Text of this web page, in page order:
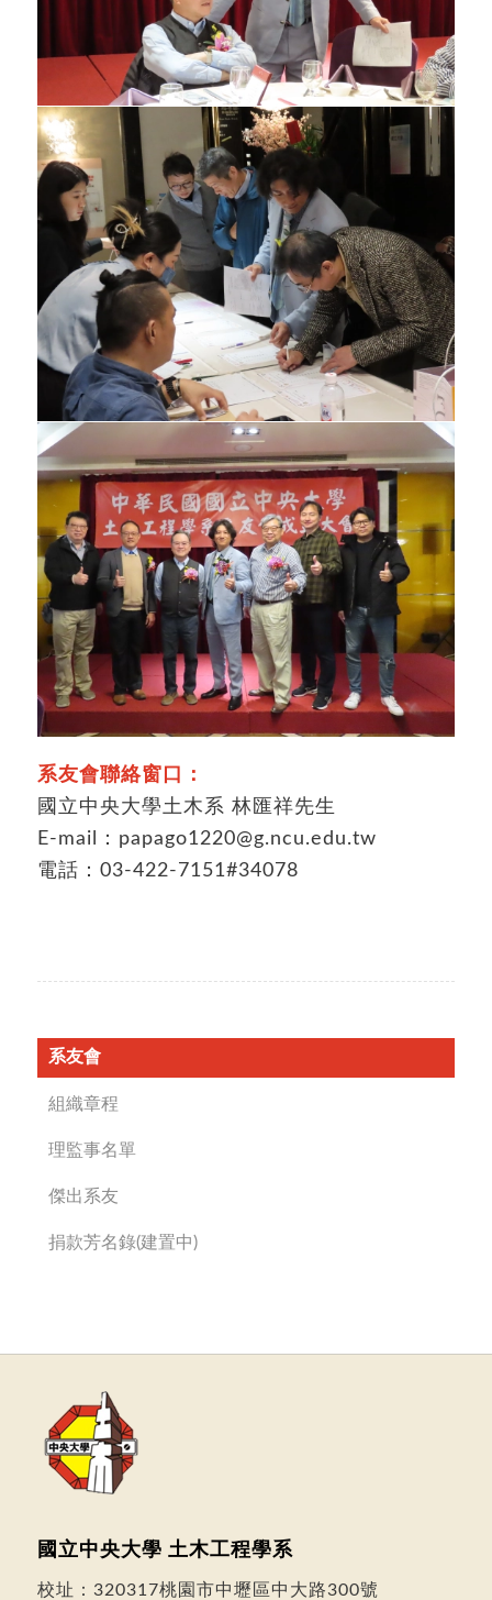
系友會聯絡窗口：
國立中央大學土木系 林匯祥先生
E-mail：papago1220@g.ncu.edu.tw
電話：03-422-7151#34078
系友會
組織章程
理監事名單
傑出系友
捐款芳名錄(建置中)
國立中央大學 土木工程學系
校址： 320317桃園市中壢區中大路300號